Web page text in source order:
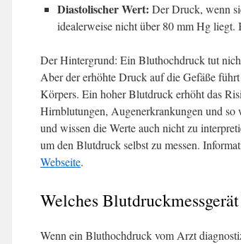
Diastolischer Wert: Der Druck, wenn
idealerweise nicht über 80 mm Hg
Der Hintergrund: Ein Bluthochdruck tut
Aber der erhöhte Druck auf die Gefäße
Körpers. Ein hoher Blutdruck erhöht das
Hirnblutungen, Augenerkrankungen und
und wissen die Werte auch nicht zu
um den Blutdruck selbst zu messen.
Webseite.
Welches
Wenn ein Bluthochdruck vom Arzt